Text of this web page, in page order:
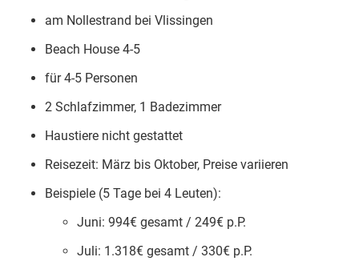
am Nollestrand bei Vlissingen
Beach House 4-5
für 4-5 Personen
2 Schlafzimmer, 1 Badezimmer
Haustiere nicht gestattet
Reisezeit: März bis Oktober, Preise variieren
Beispiele (5 Tage bei 4 Leuten):
Juni: 994€ gesamt / 249€ p.P.
Juli: 1.318€ gesamt / 330€ p.P.